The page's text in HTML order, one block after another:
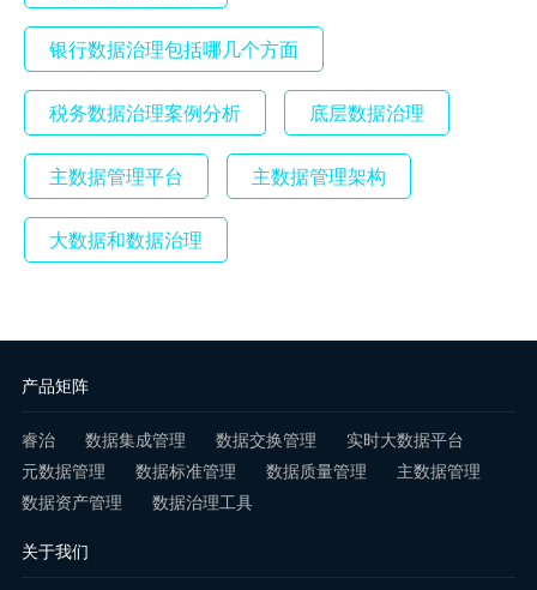
银行数据治理包括哪几个方面
税务数据治理案例分析 底层数据治理
主数据管理平台 主数据管理架构
大数据和数据治理
产品矩阵
睿治 数据集成管理 数据交换管理
实时大数据平台
元数据管理
数据标准管理 数据质量管理
主数据管理
数据资产管理
数据治理工具
关于我们